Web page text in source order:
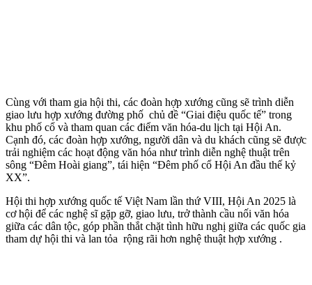
Cùng với tham gia hội thi, các đoàn hợp xướng cũng sẽ trình diễn
giao lưu hợp xướng đường phố chủ đề “Giai điệu quốc tế” trong
khu phố cổ và tham quan các điểm văn hóa-du lịch tại Hội An.
Cạnh đó, các đoàn hợp xướng, người dân và du khách cũng sẽ được
trải nghiệm các hoạt động văn hóa như trình diễn nghệ thuật trên
sông “Đêm Hoài giang”, tái hiện “Đêm phố cổ Hội An đầu thế kỷ
XX”.
Hội thi hợp xướng quốc tế Việt Nam lần thứ VIII, Hội An 2025 là
cơ hội để các nghệ sĩ gặp gỡ, giao lưu, trở thành cầu nối văn hóa
giữa các dân tộc, góp phần thắt chặt tình hữu nghị giữa các quốc gia
tham dự hội thi và lan tỏa rộng rãi hơn nghệ thuật hợp xướng .